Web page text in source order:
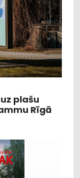
plašu
Rīgā